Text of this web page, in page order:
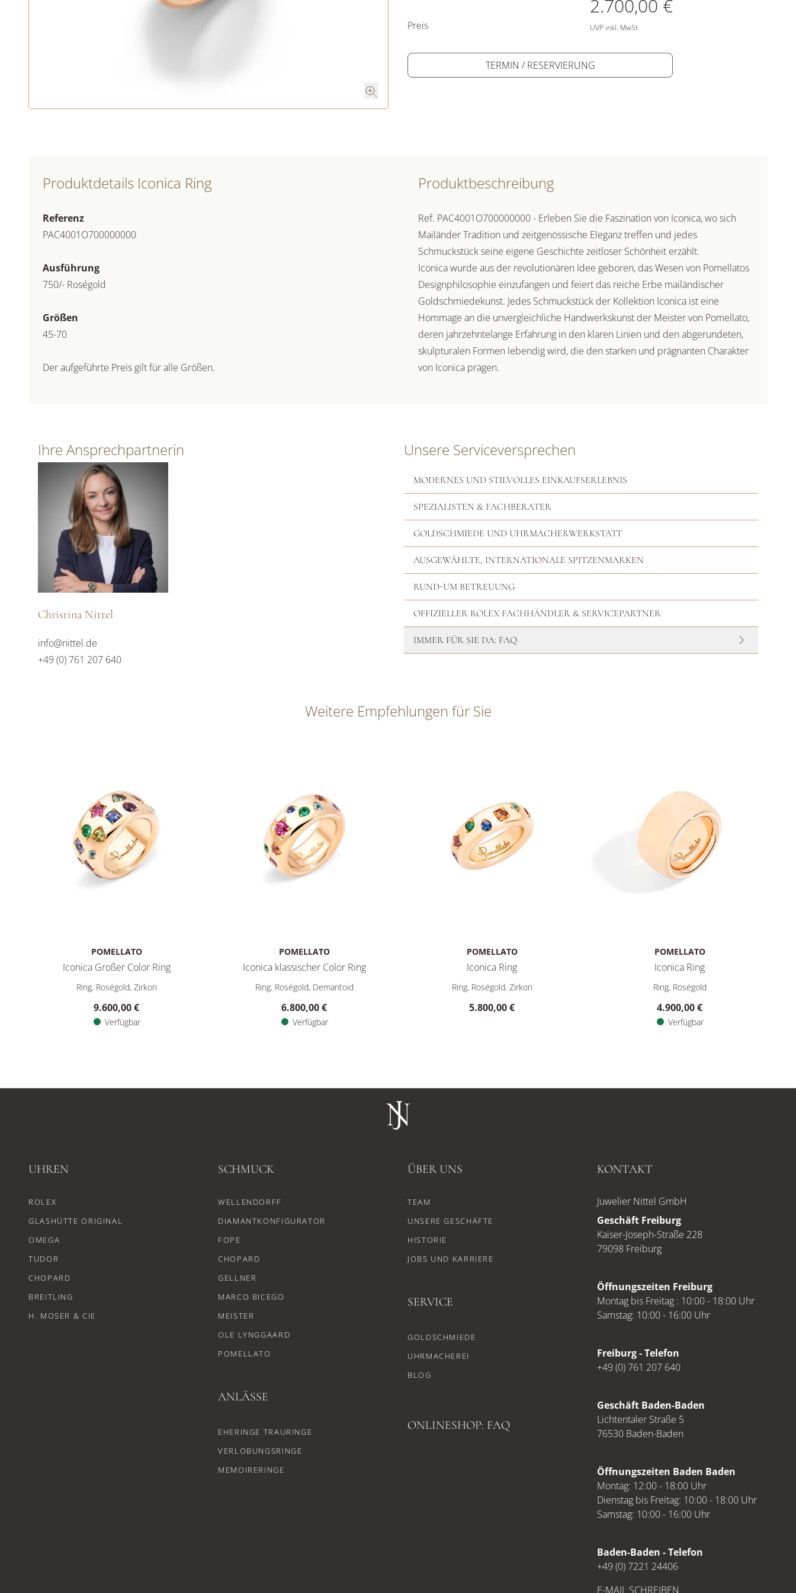
PREISINFORMATIONEN
Preis
2.700,00 €
UVP inkl. MwSt.
TERMIN / RESERVIERUNG
Produktdetails Iconica Ring
Referenz
PAC4001O700000000
Ausführung
750/- Roségold
Größen
45-70
Der aufgeführte Preis gilt für alle Größen.
Produktbeschreibung
Ref. PAC4001O700000000 - Erleben Sie die Faszination von Iconica, wo sich
Mailänder Tradition und zeitgenössische Eleganz treffen und jedes
Schmuckstück seine eigene Geschichte zeitloser Schönheit erzählt.
Iconica wurde aus der revolutionären Idee geboren, das Wesen von Pomellatos
Designphilosophie einzufangen und feiert das reiche Erbe mailändischer
Goldschmiedekunst. Jedes Schmuckstück der Kollektion Iconica ist eine
Hommage an die unvergleichliche Handwerkskunst der Meister von Pomellato,
deren jahrzehntelange Erfahrung in den klaren Linien und den abgerundeten,
skulpturalen Formen lebendig wird, die den starken und prägnanten Charakter
von Iconica prägen.
Ihre Ansprechpartnerin
Christina Nittel
info@nittel.de
+49 (0) 761 207 640
Unsere Serviceversprechen
MODERNES UND STILVOLLES EINKAUFSERLEBNIS
SPEZIALISTEN & FACHBERATER
GOLDSCHMIEDE UND UHRMACHERWERKSTATT
AUSGEWÄHLTE, INTERNATIONALE SPITZENMARKEN
RUND-UM BETREUUNG
OFFIZIELLER ROLEX FACHHÄNDLER & SERVICEPARTNER
IMMER FÜR SIE DA: FAQ
Weitere Empfehlungen für Sie
POMELLATO
Iconica Großer Color Ring
Pomellato Iconica Großer Color Ring, Ref: PAB9012O7000000VA, Preis: 9.600,00 €, Verfügbar
Ring, Roségold, Zirkon
9.600,00 €
Verfügbar
POMELLATO
Iconica klassischer Color Ring
Pomellato Iconica klassischer Color Ring, Ref: PAB9011O7000000VA, Preis: 6.800,00 €, Verfügbar
Ring, Roségold, Demantoid
6.800,00 €
Verfügbar
POMELLATO
Iconica Ring
Pomellato Iconica Ring, Ref: PAC2062O7000000VA, Preis: 5.800,00 €
Ring, Roségold, Zirkon
5.800,00 €
POMELLATO
Iconica Ring
Pomellato Iconica Ring, Ref:
Ring, Roségold
4.900,00 €
Verfügbar
UHREN
ROLEX
GLASHÜTTE ORIGINAL
OMEGA
TUDOR
CHOPARD
BREITLING
H. MOSER & CIE
SCHMUCK
WELLENDORFF
DIAMANTKONFIGURATOR
FOPE
CHOPARD
GELLNER
MARCO BICEGO
MEISTER
OLE LYNGGAARD
POMELLATO
ANLÄSSE
EHERINGE TRAURINGE
VERLOBUNGSRINGE
MEMOIRERINGE
ÜBER UNS
TEAM
UNSERE GESCHÄFTE
HISTORIE
JOBS UND KARRIERE
SERVICE
GOLDSCHMIEDE
UHRMACHEREI
BLOG
ONLINESHOP: FAQ
KONTAKT
Juwelier Nittel GmbH
Geschäft Freiburg
Kaiser-Joseph-Straße 228
79098 Freiburg
Öffnungszeiten Freiburg
Montag bis Freitag : 10:00 - 18:00 Uhr
Samstag: 10:00 - 16:00 Uhr
Freiburg - Telefon
+49 (0) 761 207 640
Geschäft Baden-Baden
Lichtentaler Straße 5
76530 Baden-Baden
Öffnungszeiten Baden Baden
Montag: 12:00 - 18:00 Uhr
Dienstag bis Freitag: 10:00 - 18:00 Uhr
Samstag: 10:00 - 16:00 Uhr
Baden-Baden - Telefon
+49 (0) 7221 24406
E-MAIL SCHREIBEN